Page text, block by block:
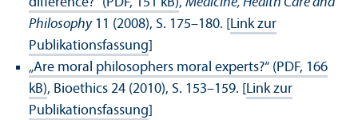
Philosophy11 (2008), S. 175–180. [ Link zur
Publikations­fassung
„Are moral philosophers moral experts?“ (PDF, 166
kB), Bioethics 24 (2010), S. 153–159. [ Link zur
Publikations­fassung